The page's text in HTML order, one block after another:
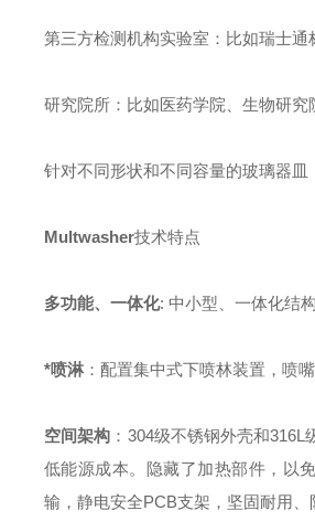
第三方检测机构实验室：比如瑞士通
研究院所：比如医药学院、生物研
针对不同形状和不同容量的玻璃器
Multwasher技术特点
多功能、一体化: 中小型、一体化结
*喷淋：配置集中式下喷林装置，喷
空间架构 ： 304级不锈钢外壳和316L
低能源成本。隐藏了加热部件，以
输，静电安全PCB支架，坚固耐用、